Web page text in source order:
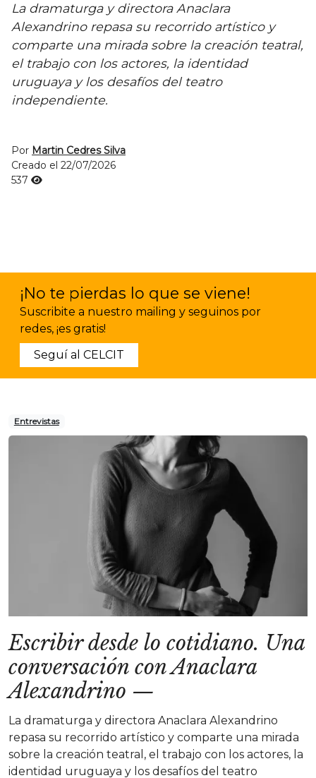
La dramaturga y directora Anaclara
Alexandrino repasa su recorrido artístico y
comparte una mirada sobre la creación teatral,
el trabajo con los actores, la identidad
uruguaya y los desafíos del teatro
independiente.
Por Martin Cedres Silva
Creado el 22/07/2026
537
¡No te pierdas lo que se viene!
Suscribite a nuestro mailing y seguinos por
redes, ¡es gratis!
Seguí al CELCIT
Entrevistas
Escribir desde lo cotidiano. Una
conversación con Anaclara
Alexandrino —
La dramaturga y directora Anaclara Alexandrino
repasa su recorrido artístico y comparte una mirada
sobre la creación teatral, el trabajo con los actores, la
identidad uruguaya y los desafíos del teatro